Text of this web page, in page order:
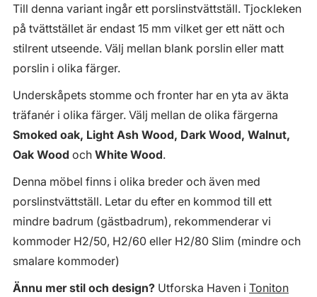
Till denna variant ingår ett porslinstvättställ. Tjockleken
på tvättstället är endast 15 mm vilket ger ett nätt och
stilrent utseende. Välj mellan blank porslin eller matt
porslin i olika färger.
Underskåpets stomme och fronter har en yta av äkta
träfanér i olika färger. Välj mellan de olika färgerna
Smoked oak, Light Ash Wood, Dark Wood, Walnut,
Oak Wood och White Wood.
Denna möbel finns i olika breder och även med
porslinstvättställ. Letar du efter en kommod till ett
mindre badrum (gästbadrum), rekommenderar vi
kommoder H2/50, H2/60 eller H2/80 Slim (mindre och
smalare kommoder)
Ännu mer stil och design? Utforska Haven i Toniton